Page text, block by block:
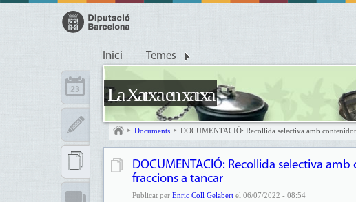
Inici Temes
La Xarxa en xarxa
Documents DOCUMENTACIÓ: Recollida selectiva amb
DOCUMENTACIÓ: Recollida selectiva
fraccions a tancar
Publicat per Enric Coll Gelabert el 06/07/2022 - 08:54